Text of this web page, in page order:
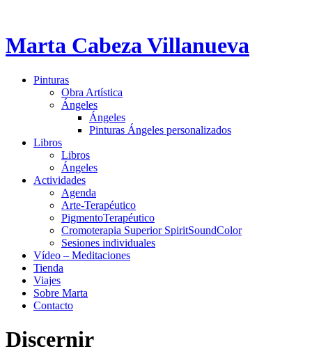
Marta Cabeza Villanueva
Pinturas
Obra Artística
Ángeles
Ángeles
Pinturas Ángeles personalizados
Libros
Libros
Ángeles
Actividades
Agenda
Arte-Terapéutico
PigmentoTerapéutico
Cromoterapia Superior SpiritSoundColor
Sesiones individuales
Vídeo – Meditaciones
Tienda
Viajes
Sobre Marta
Contacto
Discernir